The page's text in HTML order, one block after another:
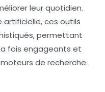
leur quotidien.
artificielle, ces outils
permettant
fois engageants et
moteurs de recherche.